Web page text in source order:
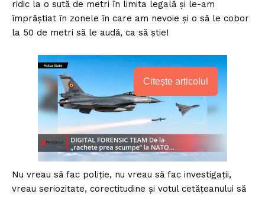
ridic la o sută de metri în limita legală şi le-am
împrăştiat în zonele în care am nevoie şi o să le cobor
la 50 de metri să le audă, ca să ştie!
Citește articolul
Nu vreau să fac poliţie, nu vreau să fac investigaţii,
vreau seriozitate, corectitudine şi votul cetăţeanului să